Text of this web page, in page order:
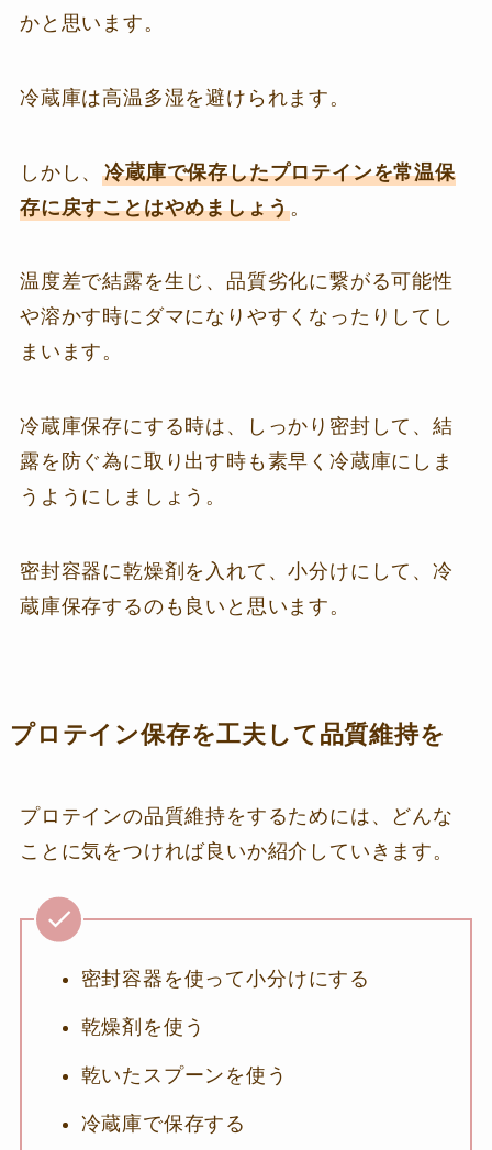
かと思います。
冷蔵庫は高温多湿を避けられます。
しかし、冷蔵庫で保存したプロテインを常温保
存に戻すことはやめましょう。
温度差で結露を生じ、品質劣化に繋がる可能性
や溶かす時にダマになりやすくなったりしてし
まいます。
冷蔵庫保存にする時は、しっかり密封して、結
露を防ぐ為に取り出す時も素早く冷蔵庫にしま
うようにしましょう。
密封容器に乾燥剤を入れて、小分けにして、冷
蔵庫保存するのも良いと思います。
プロテイン保存を工夫して品質維持を
プロテインの品質維持をするためには、どんな
ことに気をつければ良いか紹介していきます。
密封容器を使って小分けにする
乾燥剤を使う
乾いたスプーンを使う
冷蔵庫で保存する